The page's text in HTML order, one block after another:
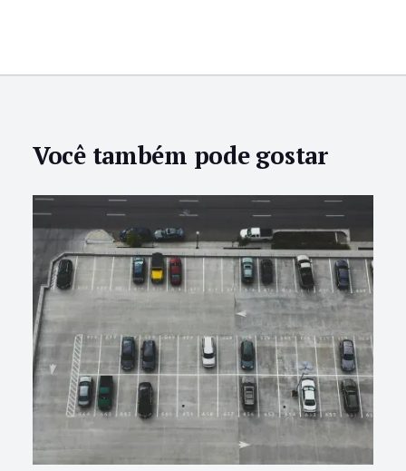
Você também pode gostar